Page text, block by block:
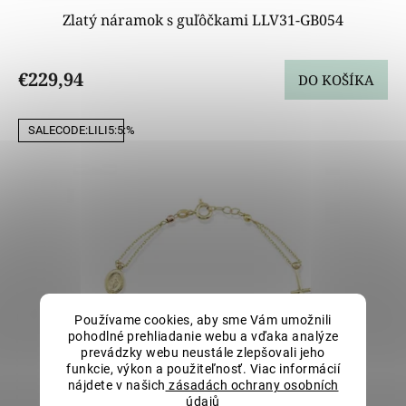
Používame cookies, aby sme Vám umožnili
pohodlné prehliadanie webu a vďaka analýze
prevádzky webu neustále zlepšovali jeho
funkcie, výkon a použiteľnosť. Viac informácií
nájdete v našich zásadách ochrany osobních
údajů
Zlatý náramok s guľôčkami LLV31-GB054
€229,94 DO KOŠÍKA
SALECODE:LILI5:5:%